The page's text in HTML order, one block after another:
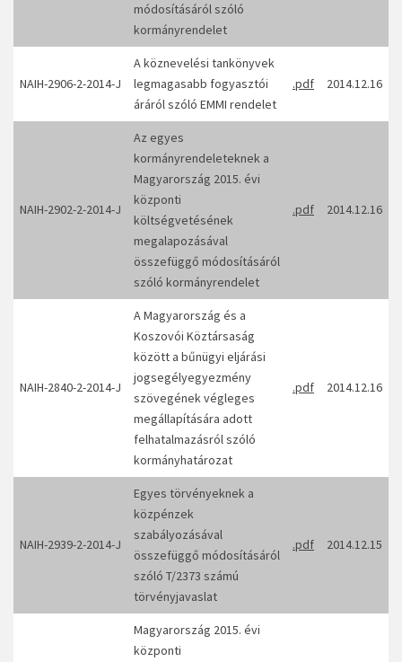
módosításáról szóló
kormányrendelet
NAIH-2906-2-2014-J
A köznevelési tankönyvek
legmagasabb fogyasztói
áráról szóló EMMI rendelet
.pdf 2014.12.16
NAIH-2902-2-2014-J
Az egyes
kormányrendeleteknek a
Magyarország 2015. évi
központi
költségvetésének
megalapozásával
összefüggő módosításáról
szóló kormányrendelet
.pdf 2014.12.16
NAIH-2840-2-2014-J
A Magyarország és a
Koszovói Köztársaság
között a bűnügyi eljárási
jogsegélyegyezmény
szövegének végleges
megállapítására adott
felhatalmazásról szóló
kormányhatározat
.pdf 2014.12.16
NAIH-2939-2-2014-J
Egyes törvényeknek a
közpénzek
szabályozásával
összefüggő módosításáról
szóló T/2373 számú
törvényjavaslat
.pdf 2014.12.15
Magyarország 2015. évi
központi